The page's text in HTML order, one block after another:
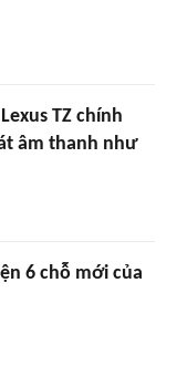
TZ chính
âm thanh như
6 chỗ mới của